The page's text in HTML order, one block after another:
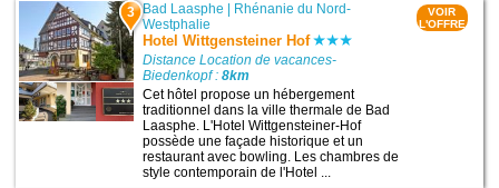
3 Bad Laasphe
Rhénanie du Nord-
Westphalie
Hotel Wittgensteiner Hof
Distance Location de vacances-
Biedenkopf :8km
Cet hôtel propose un hébergement
traditionnel dans la ville thermale de Bad
Laasphe. L'Hotel Wittgensteiner-Hof
possède une façade historique et un
restaurant avec bowling. Les chambres de
style contemporain de l'Hotel ...
VOIR
L'OFFRE